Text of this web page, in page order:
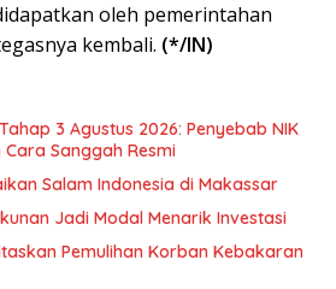
oleh pemerintahan
kembali. (*/IN)
3 Agustus 2026: Penyebab NIK
Sanggah Resmi
Salam Indonesia di Makassar
Jadi Modal Menarik Investasi
Pemulihan Korban Kebakaran